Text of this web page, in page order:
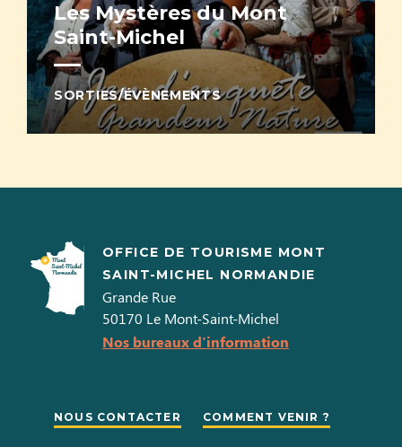
Les Mystères du Mont
Saint-Michel
SORTIES/ÉVÈNEMENTS
OFFICE DE TOURISME MONT
SAINT-MICHEL NORMANDIE
Grande Rue
50170 Le Mont-Saint-Michel
Nos bureaux d'information
NOUS CONTACTER COMMENT VENIR ?